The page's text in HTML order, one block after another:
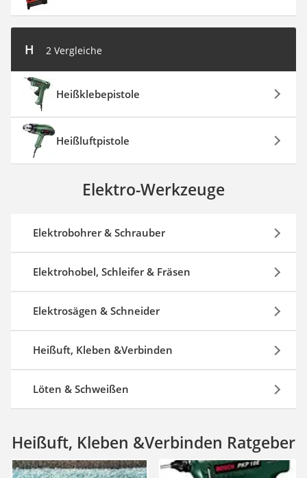
H 2 Vergleiche
Heißklebepistole
Heißluftpistole
Elektro-Werkzeuge
Elektrobohrer & Schrauber
Elektrohobel, Schleifer & Fräsen
Elektrosägen & Schneider
Heißuft, Kleben &Verbinden
Löten & Schweißen
Heißuft, Kleben &Verbinden Ratgeber